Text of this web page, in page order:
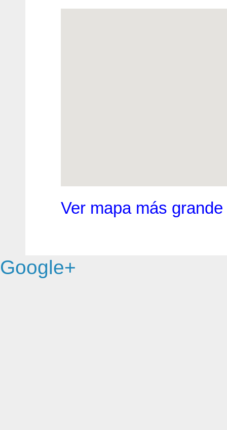
Ver mapa más grande
Google+